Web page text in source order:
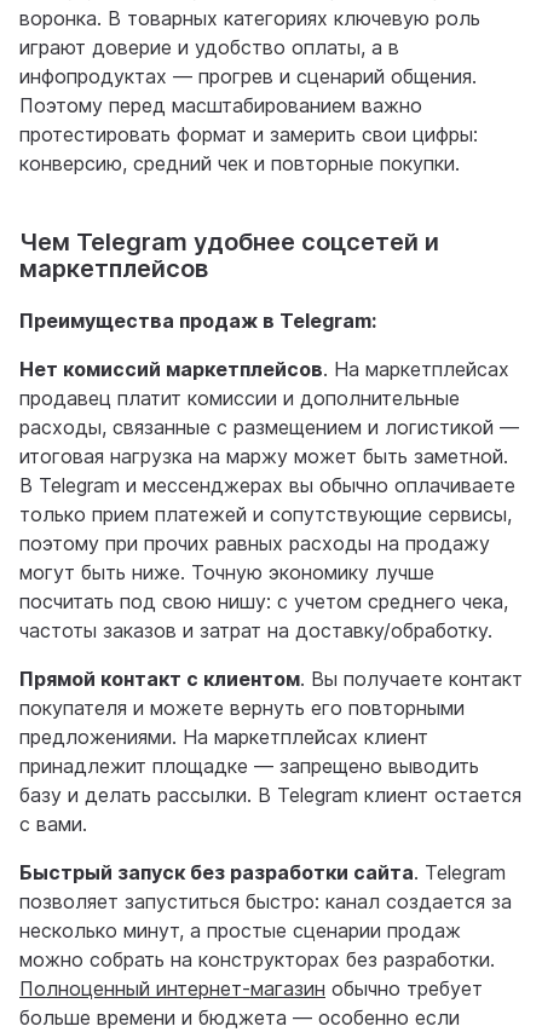
воронка. В товарных категориях ключевую роль
играют доверие и удобство оплаты, а в
инфопродуктах — прогрев и сценарий общения.
Поэтому перед масштабированием важно
протестировать формат и замерить свои цифры:
конверсию, средний чек и повторные покупки.
Чем Telegram удобнее соцсетей и
маркетплейсов
Преимущества продаж в Telegram:
Нет комиссий маркетплейсов. На маркетплейсах
продавец платит комиссии и дополнительные
расходы, связанные с размещением и логистикой —
итоговая нагрузка на маржу может быть заметной.
В Telegram и мессенджерах вы обычно оплачиваете
только прием платежей и сопутствующие сервисы,
поэтому при прочих равных расходы на продажу
могут быть ниже. Точную экономику лучше
посчитать под свою нишу: с учетом среднего чека,
частоты заказов и затрат на доставку/обработку.
Прямой контакт с клиентом. Вы получаете контакт
покупателя и можете вернуть его повторными
предложениями. На маркетплейсах клиент
принадлежит площадке — запрещено выводить
базу и делать рассылки. В Telegram клиент остается
с вами.
Быстрый запуск без разработки сайта. Telegram
позволяет запуститься быстро: канал создается за
несколько минут, а простые сценарии продаж
можно собрать на конструкторах без разработки.
Полноценный интернет-магазин обычно требует
больше времени и бюджета — особенно если